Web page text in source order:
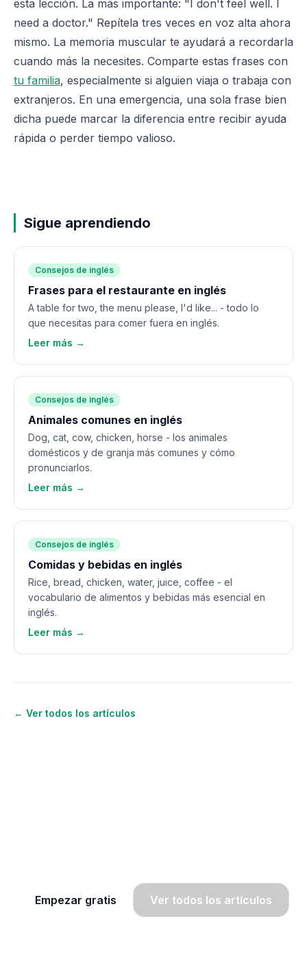
esta lección. La más importante: "I don't feel well. I
need a doctor." Repítela tres veces en voz alta ahora
mismo. La memoria muscular te ayudará a recordarla
cuando más la necesites. Comparte estas frases con
tu familia, especialmente si alguien viaja o trabaja con
extranjeros. En una emergencia, una sola frase bien
dicha puede marcar la diferencia entre recibir ayuda
rápida o perder tiempo valioso.
Sigue aprendiendo
Consejos de inglés
Frases para el restaurante en inglés
A table for two, the menu please, I'd like... - todo lo
que necesitas para comer fuera en inglés.
Leer más →
Consejos de inglés
Animales comunes en inglés
Dog, cat, cow, chicken, horse - los animales
domésticos y de granja más comunes y cómo
pronunciarlos.
Leer más →
Consejos de inglés
Comidas y bebidas en inglés
Rice, bread, chicken, water, juice, coffee - el
vocabulario de alimentos y bebidas más esencial en
inglés.
Leer más →
← Ver todos los artículos
Empezar gratis Ver todos los artículos